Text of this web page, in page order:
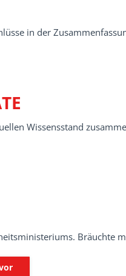
in der
Wissensstand
Bräuchte